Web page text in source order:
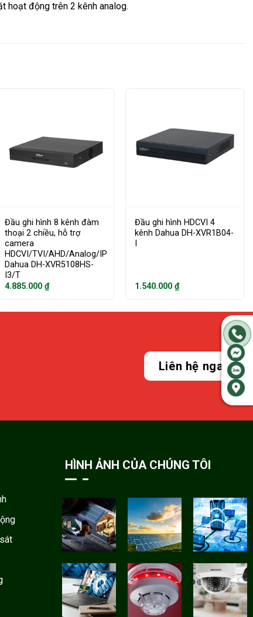
hoạt động trên 2 kênh analog.
Đầu ghi hình 8 kênh đàm
thoại 2 chiều, hỗ trợ
camera
HDCVI/TVI/AHD/Analog/IP
Dahua DH-XVR5108HS-
I3/T
4.885.000₫
Đầu ghi hình HDCVI 4
kênh Dahua DH-XVR1B04-
1.540.000₫
Liên hệ ngay
HÌNH ẢNH CỦA CHÚNG TÔI